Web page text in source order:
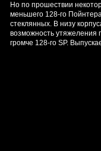
Но по прошествии
меньшего 128-го
стеклянных. В низу
возможность утяжеления
громче 128-го SP.